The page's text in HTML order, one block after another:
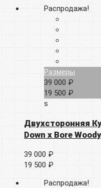
Распродажа!
Размеры
39 000 ₽
19 500 ₽
s
Двухсторонняя
Down x Bore
39 000 ₽
19 500 ₽
Распродажа!